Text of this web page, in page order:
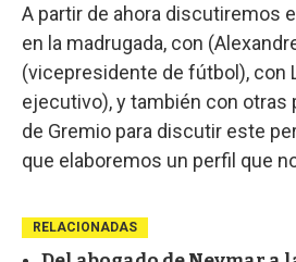
A partir de ahora discutiremos
en la madrugada, con
(vicepresidente de fútbol), con
ejecutivo), y también con otras
de Gremio para discutir este
que elaboremos un perfil que
RELACIONADAS